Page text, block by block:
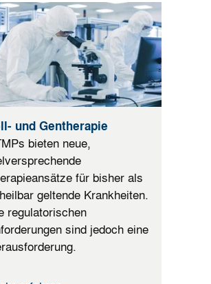
und Gentherapie
bieten neue,
für bisher als
geltende Krankheiten.
regulatorischen
sind jedoch eine